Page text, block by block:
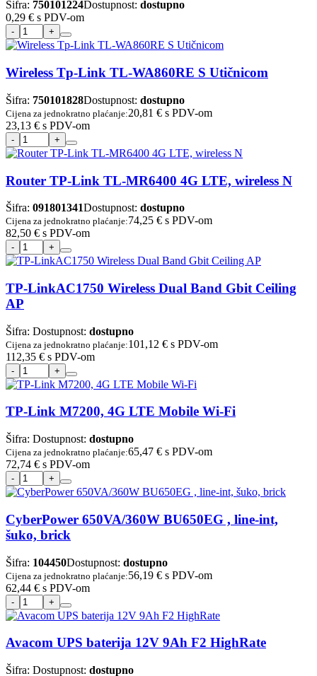
Šifra: 750101224Dostupnost: dostupno
0,29 € s PDV-om
Wireless Tp-Link TL-WA860RE S Utičnicom
Šifra: 750101828Dostupnost: dostupno
Cijena za jednokratno plaćanje:20,81 € s PDV-om
23,13 € s PDV-om
Router TP-Link TL-MR6400 4G LTE, wireless N
Šifra: 091801341Dostupnost: dostupno
Cijena za jednokratno plaćanje:74,25 € s PDV-om
82,50 € s PDV-om
TP-LinkAC1750 Wireless Dual Band Gbit Ceiling
AP
Šifra: Dostupnost: dostupno
Cijena za jednokratno plaćanje:101,12 € s PDV-om
112,35 € s PDV-om
TP-Link M7200, 4G LTE Mobile Wi-Fi
Šifra: Dostupnost: dostupno
Cijena za jednokratno plaćanje:65,47 € s PDV-om
72,74 € s PDV-om
CyberPower 650VA/360W BU650EG , line-int,
šuko, brick
Šifra: 104450Dostupnost: dostupno
Cijena za jednokratno plaćanje:56,19 € s PDV-om
62,44 € s PDV-om
Avacom UPS baterija 12V 9Ah F2 HighRate
Šifra: Dostupnost: dostupno